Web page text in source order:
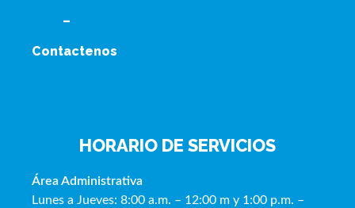
–
Contactenos
HORARIO DE SERVICIOS
Área Administrativa
Lunes a Jueves: 8:00 a.m. – 12:00 m y 1:00 p.m. –